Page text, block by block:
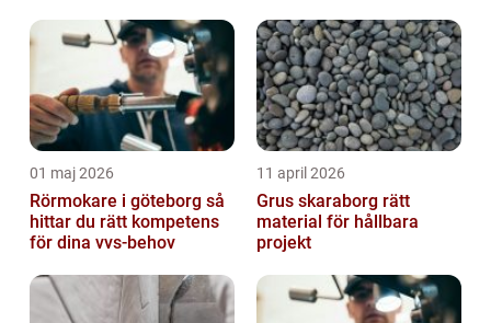
01 maj 2026
Rörmokare i göteborg så
hittar du rätt kompetens
för dina vvs-behov
11 april 2026
Grus skaraborg rätt
material för hållbara
projekt